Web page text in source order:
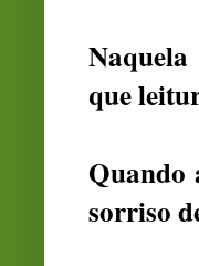
que
Quando
sorriso